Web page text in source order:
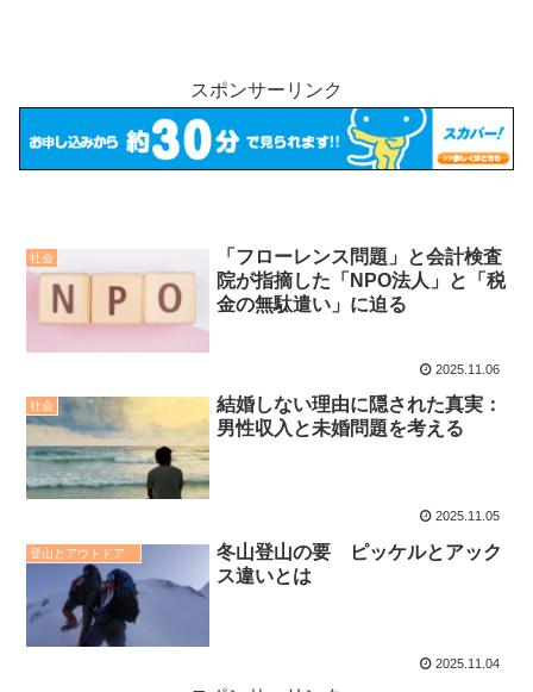
スポンサーリンク
社会
「フローレンス問題」と会計検査
院が指摘した「NPO法人」と「税
金の無駄遣い」に迫る
2025.11.06
社会
結婚しない理由に隠された真実：
男性収入と未婚問題を考える
2025.11.05
登山とアウトドア
冬山登山の要 ピッケルとアック
ス違いとは
2025.11.04